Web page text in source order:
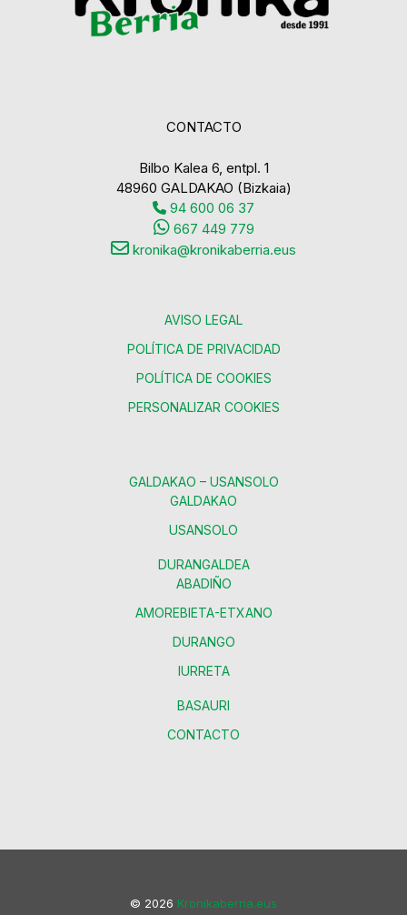
CONTACTO
Bilbo Kalea 6, entpl. 1
48960 GALDAKAO (Bizkaia)
94 600 06 37
667 449 779
kronika@kronikaberria.eus
AVISO LEGAL
POLÍTICA DE PRIVACIDAD
POLÍTICA DE COOKIES
PERSONALIZAR COOKIES
GALDAKAO – USANSOLO
GALDAKAO
USANSOLO
DURANGALDEA
ABADIÑO
AMOREBIETA-ETXANO
DURANGO
IURRETA
BASAURI
CONTACTO
© 2026 Kronikaberria.eus